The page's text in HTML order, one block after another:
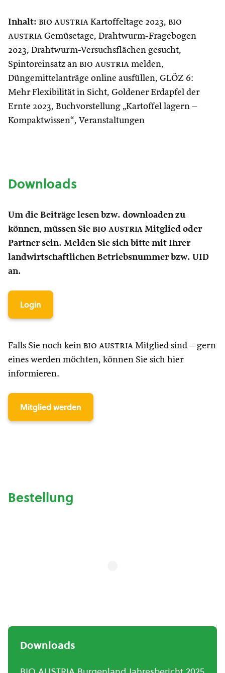
Inhalt: bio austria Kartoffeltage 2023, bio
austria Gemüsetage, Drahtwurm-Fragebogen
2023, Drahtwurm-Versuchsflächen gesucht,
Spintoreinsatz an bio austria melden,
Düngemittelanträge online ausfüllen, GLÖZ 6:
Mehr Flexibilität in Sicht, Goldener Erdapfel der
Ernte 2023, Buchvorstellung „Kartoffel lagern –
Kompaktwissen“, Veranstaltungen
Downloads
Um die Beiträge lesen bzw. downloaden zu
können, müssen Sie bio austria Mitglied oder
Partner sein. Melden Sie sich bitte mit Ihrer
landwirtschaftlichen Betriebsnummer bzw. UID
an.
Login
Falls Sie noch kein bio austria Mitglied sind – gern
eines werden möchten, können Sie sich hier
informieren.
Mitglied werden
Bestellung
Downloads